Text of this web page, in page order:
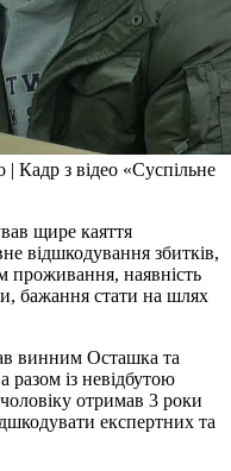
Кадр з відео «Суспільне
щире каяття
відшкодування збитків,
проживання, наявність
бажання стати на шлях
винним Осташка та
разом із невідбутою
отримав 3 роки
експертних та